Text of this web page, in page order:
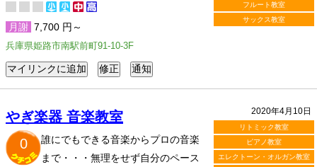
フルート教室
サックス教室
月謝 7,700 円～
兵庫県姫路市南駅前町91-10-3F
2020年4月10日
リトミック教室
ピアノ教室
エレクトーン・オルガン教室
やぎ楽器 音楽教室
0
誰にでもできる音楽からプロの音楽
まで・・・無理をせず自分のペース